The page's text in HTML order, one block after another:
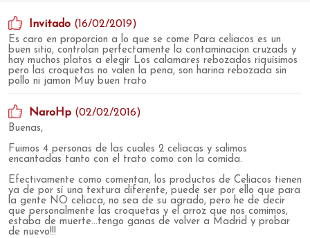
Invitado (16/02/2019)
Es caro en proporcion a lo que se come Para celiacos es un
buen sitio, controlan perfectamente la contaminacion cruzads y
hay muchos platos a elegir Los calamares rebozados riquísimos
pero las croquetas no valen la pena, son harina rebozada sin
pollo ni jamon Muy buen trato
NaroHp (02/02/2016)
Buenas,
Fuimos 4 personas de las cuales 2 celíacas y salimos
encantadas tanto con el trato como con la comida.
Efectivamente como comentan, los productos de Celiacos tienen
ya de por sí una textura diferente, puede ser por ello que para
la gente NO celiaca, no sea de su agrado, pero he de decir
que personalmente las croquetas y el arroz que nos comimos,
estaba de muerte...tengo ganas de volver a Madrid y probar
de nuevo!!!